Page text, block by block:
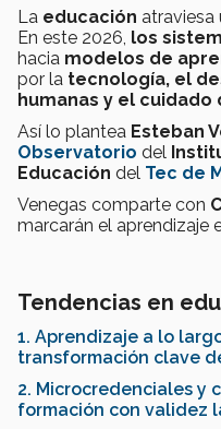
La educación atraviesa
En este 2026, los
hacia modelos de
por la tecnología, el
humanas y el
Así lo plantea Esteban
Observatorio del
Educación del Tec de
Venegas comparte con
marcarán el aprendizaje
Tendencias en
1. Aprendizaje a lo
transformación clave
2. Microcredenciales y
formación con validez